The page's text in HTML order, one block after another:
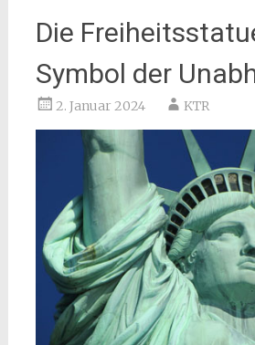
Die
Symbol der
2. Januar 2024 KTR